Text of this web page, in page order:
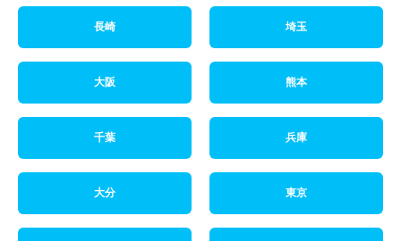
長崎 埼玉
大阪 熊本
千葉 兵庫
大分 東京